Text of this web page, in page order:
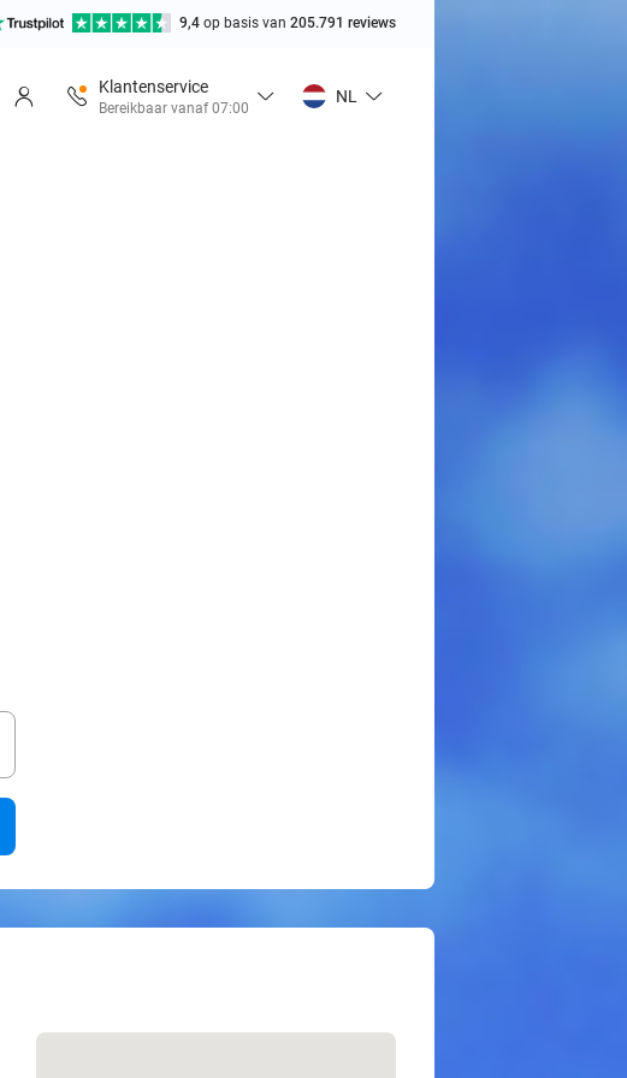
9,4 op basis van 205.791 reviews
Klantenservice
Bereikbaar vanaf 07:00
NL